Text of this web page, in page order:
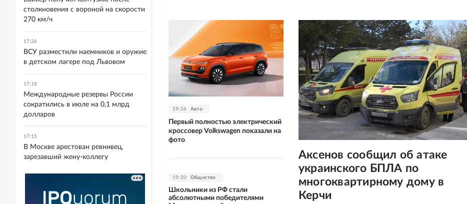
Аксенов сообщил об атаке
украинского БПЛА по
многоквартирному дому в
Керчи
19:26 Авто
Первый полностью электрический
кроссовер Volkswagen показали на
фото
19:20 Общество
Школьники из РФ стали
абсолютными победителями
столкновения с вороной на скорости
270 км/ч
17:26
ВСУ разместили наемников и оружие
в детском лагере под Львовом
17:18
Международные резервы России
сократились в июле на 0,1 млрд
долларов
17:15
В Москве арестован ревнивец,
зарезавший жену-коллегу